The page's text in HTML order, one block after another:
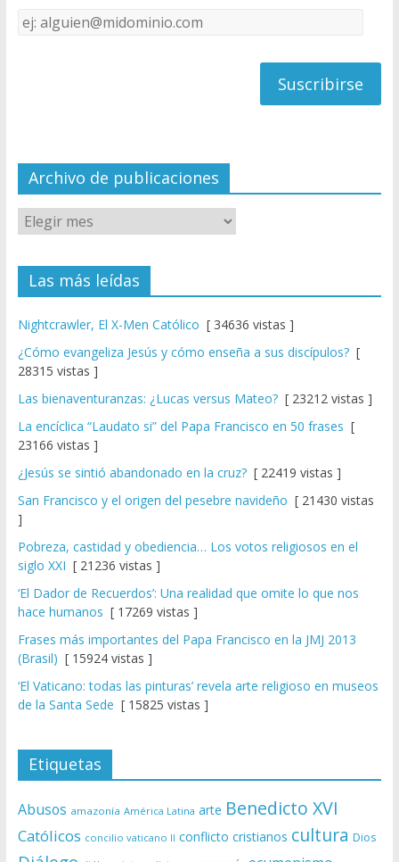
C
el
Dirección
Archivo de publicaciones
Las más leídas
Nightcrawler, El X-Men Católico [ 34636 vistas ]
¿Cómo evangeliza Jesús y cómo enseña a sus discípulos?[
28315 vistas ]
Las bienaventuranzas: ¿Lucas versus Mateo?[ 23212 vistas ]
La encíclica “Laudato si” del Papa Francisco en 50 frases [
23166 vistas ]
¿Jesús se sintió abandonado en la cruz?[ 22419 vistas ]
San Francisco y el origen del pesebre navideño [ 21430 vistas
]
Pobreza, castidad y obediencia… Los votos religiosos en el
siglo XXI [ 21236 vistas ]
‘El Dador de Recuerdos’: Una realidad que omite lo que nos
hace humanos [ 17269 vistas ]
Frases más importantes del Papa Francisco en la JMJ 2013
(Brasil) [ 15924 vistas ]
‘El Vaticano: todas las pinturas’ revela arte religioso en museos
de la Santa Sede [ 15825 vistas ]
Etiquetas
Abusos amazonía América Latina arte Benedicto XVI
Católicos concilio vaticano II conflicto cristianos cultura Dios